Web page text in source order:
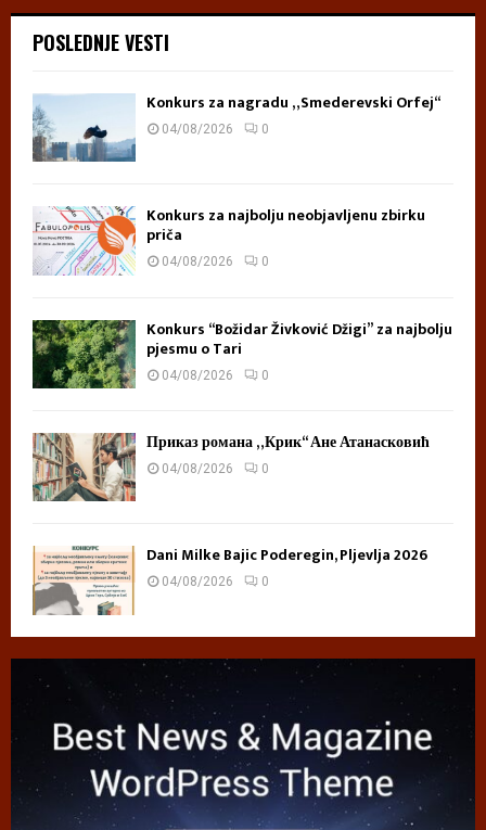
POSLEDNJE VESTI
Konkurs za nagradu „Smederevski Orfej“
04/08/2026 0
Konkurs za najbolju neobjavljenu zbirku
priča
04/08/2026 0
Konkurs “Božidar Živković Džigi” za najbolju
pjesmu o Tari
04/08/2026 0
Приказ романа „Крик“ Ане Атанасковић
04/08/2026 0
Dani Milke Bajic Poderegin, Pljevlja 2026
04/08/2026 0